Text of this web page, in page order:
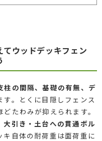
ウッドデッキフェン
柱の間隔、基礎の有無、デ
す。とくに目隠しフェンス
どたわみが抑えられます。
大引き・土台への貫通ボル
キ自体の耐荷重は面荷重に